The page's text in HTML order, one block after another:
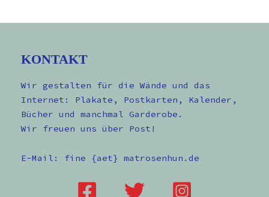
KONTAKT
Wir gestalten für die Wände und das
Internet: Plakate, Postkarten, Kalender,
Bücher und manchmal Garderobe.
Wir freuen uns über Post!
E-Mail: fine {aet} matrosenhun.de